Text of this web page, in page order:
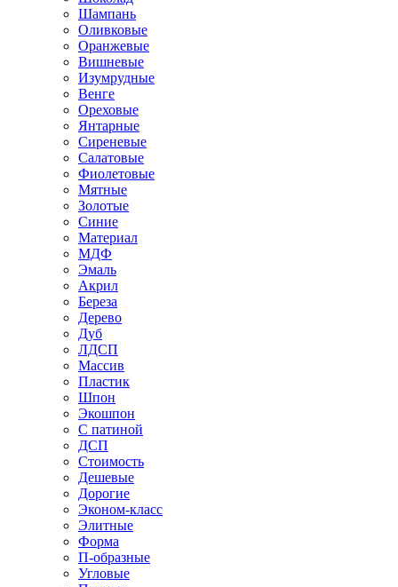
Шампань
Оливковые
Оранжевые
Вишневые
Изумрудные
Венге
Ореховые
Янтарные
Сиреневые
Салатовые
Фиолетовые
Мятные
Золотые
Синие
Материал
МДФ
Эмаль
Акрил
Береза
Дерево
Дуб
ЛДСП
Массив
Пластик
Шпон
Экошпон
С патиной
ДСП
Стоимость
Дешевые
Дорогие
Эконом-класс
Элитные
Форма
П-образные
Угловые